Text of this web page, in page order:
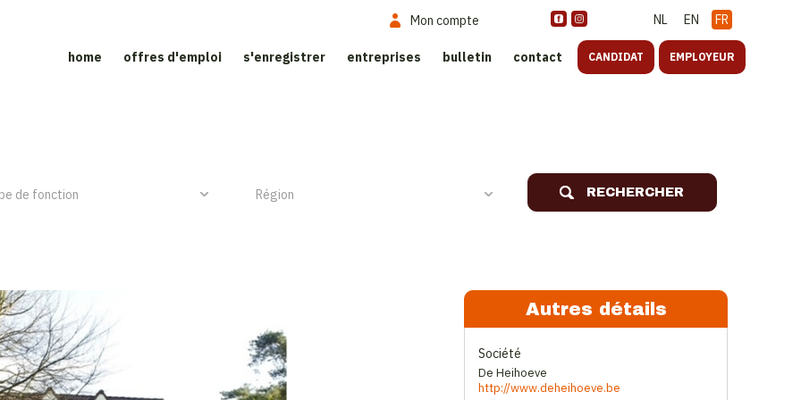
NL EN FR
Mon compte
home offres d'emploi s'enregistrer entreprises bulletin contact CANDIDAT EMPLOYEUR
RECHERCHER
Autres détails
Société
De Heihoeve
http://www.deheihoeve.be